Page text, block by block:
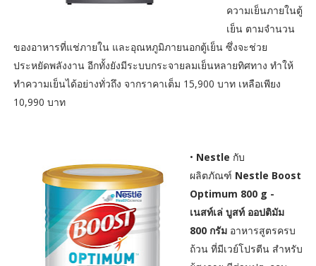
ความเย็นภายในตู้
เย็น ตามจำนวน
ของอาหารที่แช่ภายใน และอุณหภูมิภายนอกตู้เย็น ซึ่งจะช่วย
ประหยัดพลังงาน อีกทั้งยังมีระบบกระจายลมเย็นหลายทิศทาง ทำให้
ทำความเย็นได้อย่างทั่วถึง จากราคาเต็ม 15,900 บาท เหลือเพียง
10,990 บาท
• Nestle กับ
ผลิตภัณฑ์ Nestle Boost
Optimum 800 g -
เนสท์เล่ บูสท์ ออปติมัม
800 กรัมอาหารสูตรครบ
ถ้วน ที่มีเวย์โปรตีน สำหรับ